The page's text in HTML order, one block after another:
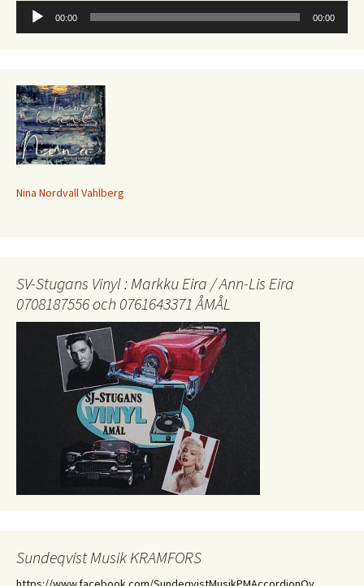
Ljudspelare
00:00 00:00
Nina Nordvall Vahlberg
SV-Stugans Vinyl : Markku Eira / Ann-Lis Eira
0708187556 och 0761643371 ÅMÅL
Sundeqvist Musik KRAMFORS